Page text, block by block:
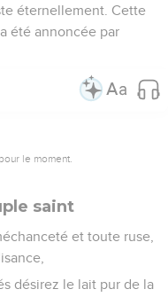
éternellement. Cette
été annoncée par
le moment.
saint
et toute ruse,
désirez le lait pur de la